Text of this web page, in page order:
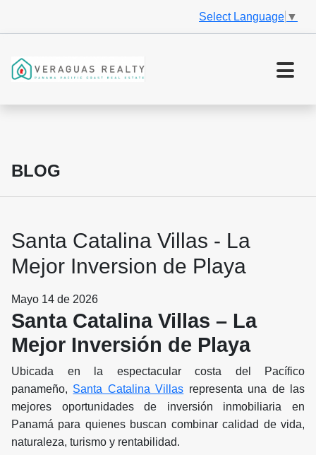
Select Language ▼
BLOG
Santa Catalina Villas - La
Mejor Inversion de Playa
Mayo 14 de 2026
Santa Catalina Villas – La
Mejor Inversión de Playa
Ubicada en la espectacular costa del Pacífico
panameño, Santa Catalina Villas representa una de las
mejores oportunidades de inversión inmobiliaria en
Panamá para quienes buscan combinar calidad de vida,
naturaleza, turismo y rentabilidad.